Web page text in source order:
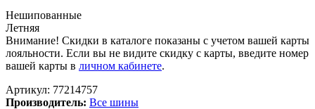
Нешипованные
Летняя
Внимание! Скидки в каталоге показаны с учетом вашей карты
лояльности. Если вы не видите скидку с карты, введите номер
вашей карты в личном кабинете.
Артикул: 77214757
Производитель: Все шины